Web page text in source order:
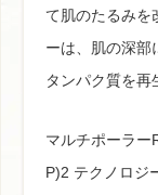
て肌のたるみを
ーは、肌の深部
タンパク質を再
マルチポーラー
P)2 テクノロジ